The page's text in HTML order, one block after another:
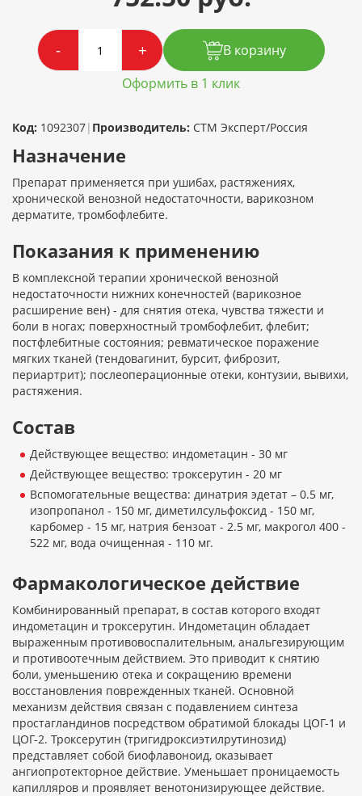
- +
В корзину
Оформить в 1 клик
Код: 1092307| Производитель: СТМ Эксперт/Россия
Назначение
Препарат применяется при ушибах, растяжениях,
хронической венозной недостаточности, варикозном
дерматите, тромбофлебите.
Показания к применению
В комплексной терапии хронической венозной
недостаточности нижних конечностей (варикозное
расширение вен) - для снятия отека, чувства тяжести и
боли в ногах; поверхностный тромбофлебит, флебит;
постфлебитные состояния; ревматическое поражение
мягких тканей (тендовагинит, бурсит, фиброзит,
периартрит); послеоперационные отеки, контузии, вывихи,
растяжения.
Состав
Действующее вещество: индометацин - 30 мг
Действующее вещество: троксерутин - 20 мг
Вспомогательные вещества: динатрия эдетат – 0.5 мг,
изопропанол - 150 мг, диметилсульфоксид - 150 мг,
карбомер - 15 мг, натрия бензоат - 2.5 мг, макрогол 400 -
522 мг, вода очищенная - 110 мг.
Фармакологическое действие
Комбинированный препарат, в состав которого входят
индометацин и троксерутин. Индометацин обладает
выраженным противовоспалительным, анальгезирующим
и противоотечным действием. Это приводит к снятию
боли, уменьшению отека и сокращению времени
восстановления поврежденных тканей. Основной
механизм действия связан с подавлением синтеза
простагландинов посредством обратимой блокады ЦОГ-1 и
ЦОГ-2. Троксерутин (тригидроксиэтилрутинозид)
представляет собой биофлавоноид, оказывает
ангиопротекторное действие. Уменьшает проницаемость
капилляров и проявляет венотонизирующее действие.